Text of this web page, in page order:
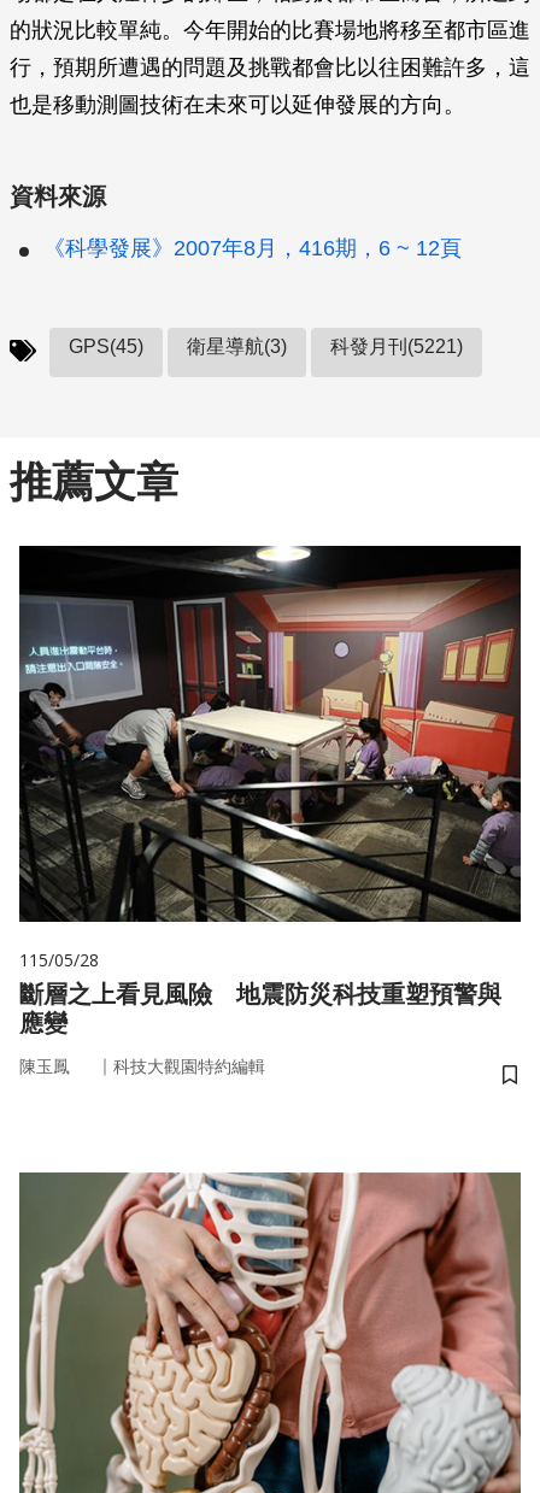
的狀況比較單純。今年開始的比賽場地將移至都市區進
行，預期所遭遇的問題及挑戰都會比以往困難許多，這
也是移動測圖技術在未來可以延伸發展的方向。
資料來源
《科學發展》2007年8月，416期，6 ~ 12頁
GPS(45) 衛星導航(3) 科發月刊(5221)
推薦文章
115/05/28
斷層之上看見風險 地震防災科技重塑預警與
應變
陳玉鳳 ｜ 科技大觀園特約編輯
儲